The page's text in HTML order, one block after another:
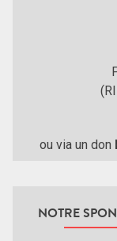
ou via un don
NOTRE